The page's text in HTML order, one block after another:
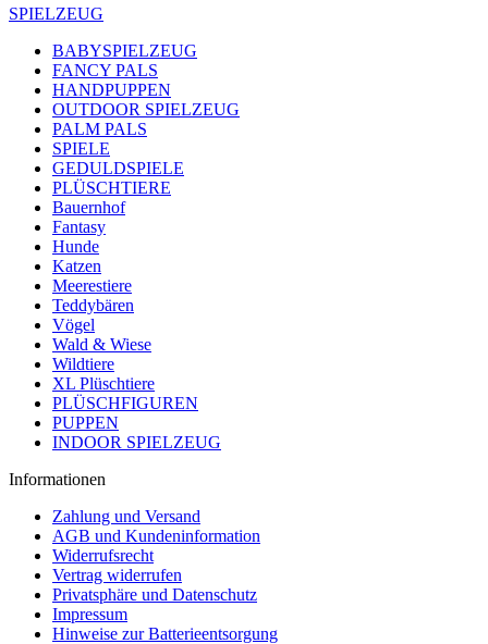
SPIELZEUG
BABYSPIELZEUG
FANCY PALS
HANDPUPPEN
OUTDOOR SPIELZEUG
PALM PALS
SPIELE
GEDULDSPIELE
PLÜSCHTIERE
Bauernhof
Fantasy
Hunde
Katzen
Meerestiere
Teddybären
Vögel
Wald & Wiese
Wildtiere
XL Plüschtiere
PLÜSCHFIGUREN
PUPPEN
INDOOR SPIELZEUG
Informationen
Zahlung und Versand
AGB und Kundeninformation
Widerrufsrecht
Vertrag widerrufen
Privatsphäre und Datenschutz
Impressum
Hinweise zur Batterieentsorgung